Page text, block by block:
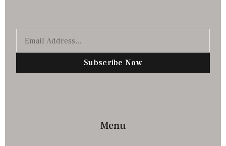
Subscribe Now
Menu